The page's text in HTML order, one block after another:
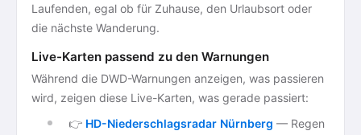
Laufenden, egal ob für Zuhause, den Urlaubsort oder
die nächste Wanderung.
Live-Karten passend zu den Warnungen
Während die DWD-Warnungen anzeigen, was passieren
wird, zeigen diese Live-Karten, was gerade passiert:
👉 HD-Niederschlagsradar Nürnberg — Regen